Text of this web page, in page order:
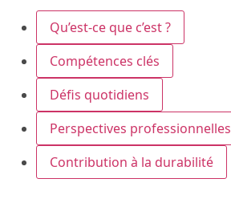
Qu’est-ce que c’est ?
Compétences clés
Défis quotidiens
Perspectives professionnelles
Contribution à la durabilité